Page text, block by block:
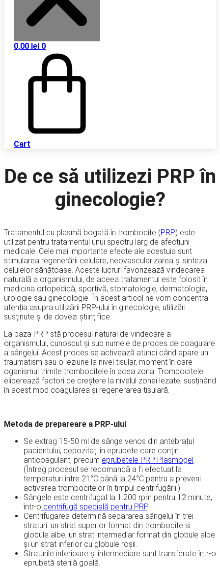
0,00 lei 0
Cart
De ce să utilizezi PRP în
ginecologie?
Tratamentul cu plasmă bogată în trombocite (PRP) este
utilizat pentru tratamentul unui spectru larg de afecțiuni
medicale. Cele mai importante efecte ale acestuia sunt
stimularea regenerării celulare, neovascularizarea și sinteza
celulelor sănătoase. Aceste lucruri favorizează vindecarea
naturală a organismului, de aceea tratamentul este folosit în
medicina ortopedică, sportivă, stomatologie, dermatologie,
urologie sau ginecologie. În acest articol ne vom concentra
atenția asupra utilizării PRP-ului în ginecologie, utilizări
susținute și de dovezi științifice.
La baza PRP stă procesul natural de vindecare a
organismului, cunoscut și sub numele de proces de coagulare
a sângelui. Acest proces se activează atunci când apare un
traumatism sau o leziune la nivel tisular, moment în care
oganismul trimite trombocitele în acea zona. Trombocitele
eliberează factori de creștere la nivelul zonei lezate, susținând
în acest mod coagularea și regenerarea tisulară.
Metoda de prepareare a PRP-ului
Se extrag 15-50 ml de sânge venos din antebrațul
pacientului, depozitați în eprubete care conțin
anticoagulant, precum eprubetele PRP Plasmogel
(Întreg procesul se recomandă a fi efectuat la
temperaturi între 21°C până la 24°C pentru a preveni
activarea trombocitelor în timpul centrifugării.)
Sângele este centrifugat la 1.200 rpm pentru 12 minute,
într-o centrifugă specială pentru PRP.
Centrifugarea determină separarea sângelui în trei
straturi: un strat superior format din trombocite si
globule albe, un strat intermediar format din globule albe
și un strat inferior cu globule roșii.
Straturile inferioare și intermediare sunt transferate într-o
eprubetă sterilă goală.